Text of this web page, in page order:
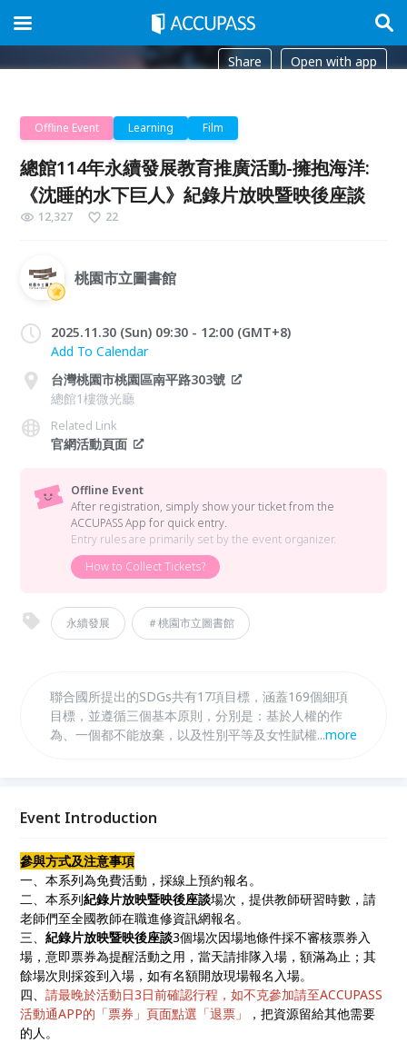
Share Open with app
Offline Event Learning Film
總館114年永續發展教育推廣活動-擁抱海洋:
《沈睡的水下巨人》紀錄片放映暨映後座談
12,327 22
桃園市立圖書館
2025.11.30 (Sun) 09:30 - 12:00 (GMT+8)
Add To Calendar
台灣桃園市桃園區南平路303號
總館1樓微光廳
Related Link
官網活動頁面
Offline Event
After registration, simply show your ticket from the
ACCUPASS App for quick entry.
Entry rules are primarily set by the event organizer.
How to Collect Tickets?
永續發展 ＃桃園市立圖書館
聯合國所提出的SDGs共有17項目標，涵蓋169個細項
目標，並遵循三個基本原則，分別是：基於人權的作
為、一個都不能放棄，以及性別平等及女性賦權。本案
相關書籍，帶領社會大眾了解何為SDGs分類所涉及的
...more
Event Introduction
參與方式及注意事項
一、本系列為免費活動，採線上預約報名。
二、本系列紀錄片放映暨映後座談場次，提供教師研習時數，請
老師們至全國教師在職進修資訊網報名。
三、紀錄片放映暨映後座談3個場次因場地條件採不審核票券入
場，意即票券為提醒活動之用，當天請排隊入場，額滿為止；其
餘場次則採簽到入場，如有名額開放現場報名入場。
四、請最晚於活動日3日前確認行程，如不克參加請至ACCUPASS
活動通APP的「票券」頁面點選「退票」
，把資源留給其他需要
的人。